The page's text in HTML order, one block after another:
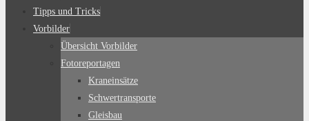
Tipps und Tricks
Vorbilder
Übersicht Vorbilder
Fotoreportagen
Kraneinsätze
Schwertransporte
Gleisbau